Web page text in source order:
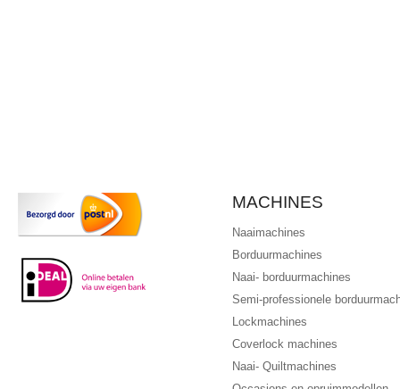
MACHINES
Naaimachines
Borduurmachines
Naai- borduurmachines
Semi-professionele
Lockmachines
Coverlock machines
Naai- Quiltmachines